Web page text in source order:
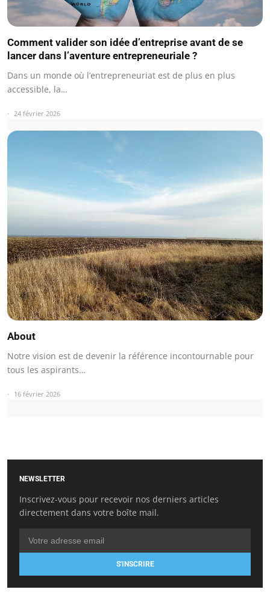
Comment valider son idée d’entreprise avant de se
lancer dans l’aventure entrepreneuriale ?
Dans un monde où l’entrepreneuriat est de plus en plus
accessible, la…
24 février 2026
About
Notre vision est de devenir la référence incontournable pour
tous les aspirants…
16 février 2026
NEWSLETTER
Inscrivez-vous pour recevoir nos derniers articles
directement dans votre boîte mail.
S'INSCRIRE